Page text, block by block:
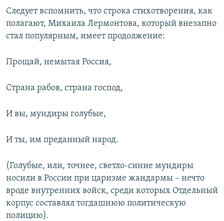
Следует вспомнить, что строка стихотворения, как
полагают, Михаила Лермонтова, который внезапно
стал популярным, имеет продолжение:
Прощай, немытая Россия,
Страна рабов, страна господ,
И вы, мундиры голубые,
И ты, им преданный народ.
(Голубые, или, точнее, светло-синие мундиры
носили в России при царизме жандармы – нечто
вроде внутренних войск, среди которых Отдельный
корпус составлял тогдашнюю политическую
полицию).